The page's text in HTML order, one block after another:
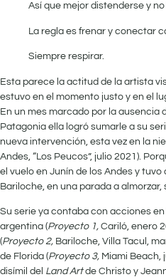
Así que mejor distenderse y
La regla es frenar y conectar
Siempre respirar.
Esta parece la actitud de la artista
estuvo en el momento justo y en el
En un mes marcado por la ausencia
Patagonia ella logró sumarle a su
nueva intervención, esta vez en la
Andes, “Los Peucos”, julio 2021).
el vuelo en Junín de los Andes y
Bariloche, en una parada a almorzar,
Su serie ya contaba con acciones
argentina (Proyecto 1, Cariló, enero
(Proyecto 2, Bariloche, Villa Tacul,
de Florida (Proyecto 3, Miami Beach,
disímil del Land Artde Christo y